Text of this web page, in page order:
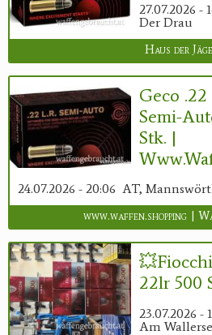
27.07.2026 -
Der Drau
Haus der
Geco
Semi-
Stk. |
24.07.2026 - 20:06 AT,
www.waffen.shopping |
22lr 500
23.07.2026 -
Am